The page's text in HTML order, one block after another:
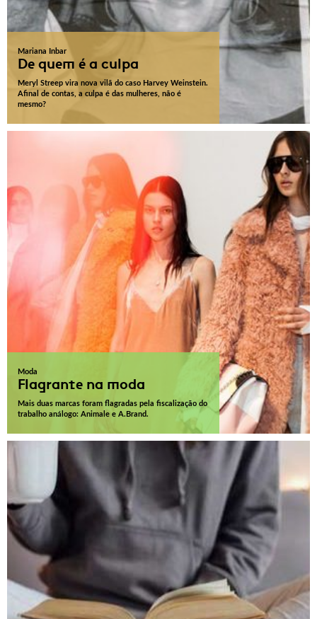
Mariana Inbar
De quem é a culpa
Meryl Streep vira nova vilã do caso Harvey Weinstein.
Afinal de contas, a culpa é das mulheres, não é
mesmo?
Moda
Flagrante na moda
Mais duas marcas foram flagradas pela fiscalização do
trabalho análogo: Animale e A.Brand.